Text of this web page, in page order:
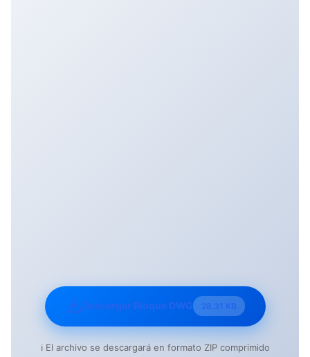
Descargar Bloque DWG 28.31 KB
ℹ️ El archivo se descargará en formato ZIP comprimido